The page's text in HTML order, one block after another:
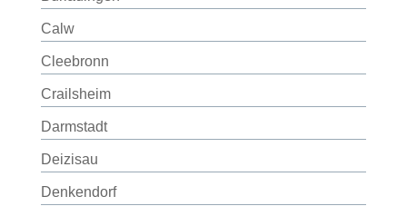
Calw
Cleebronn
Crailsheim
Darmstadt
Deizisau
Denkendorf